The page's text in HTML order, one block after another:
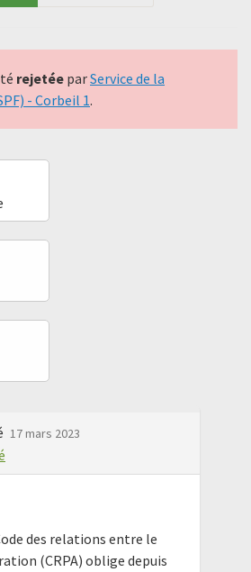
rejetée parService de la
- Corbeil 1.
17 mars 2023
des relations entre le
(CRPA) oblige depuis